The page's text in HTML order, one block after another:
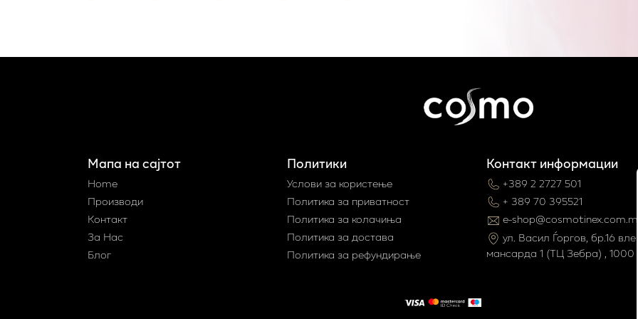
Мапа на сајтот
Home
Производи
Контакт
За Нас
Блог
Политики
Услови за користење
Политика за приватност
Политика за колачиња
Политика за достава
Политика за рефундирање
Контакт информации
+389 2 2727 501
+ 389 70 395521
e-shop@cosmotinex.com.mk
ул. Васил Ѓоргов, бр.16 влез
мaнсарда 1 (ТЦ Зебра) , 1000